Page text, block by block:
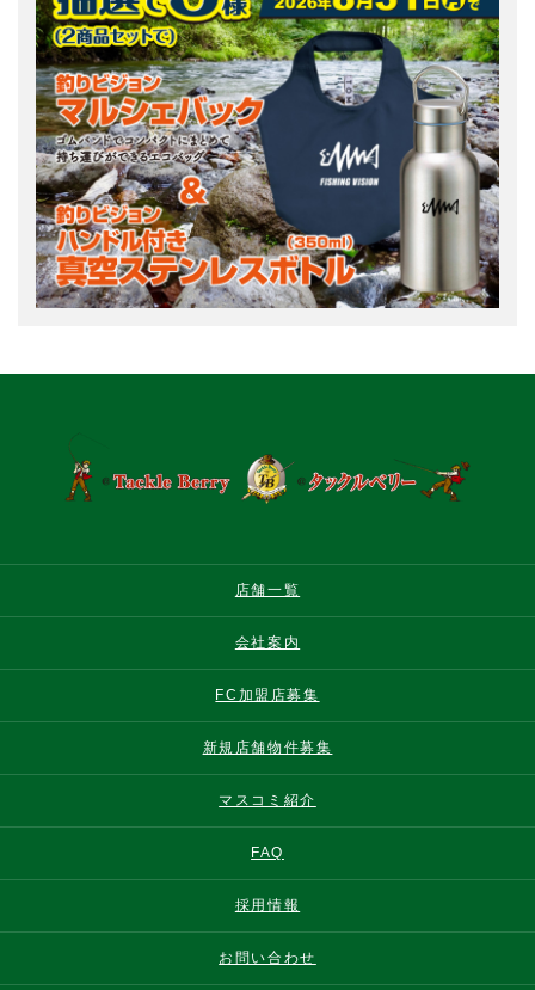
店舗一覧
会社案内
FC加盟店募集
新規店舗物件募集
マスコミ紹介
FAQ
採用情報
お問い合わせ